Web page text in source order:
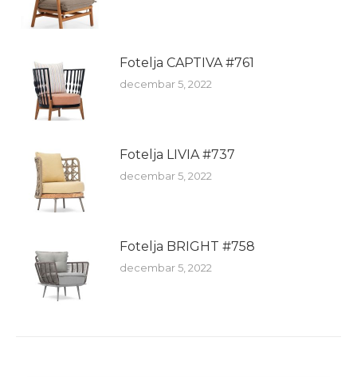
Fotelja CAPTIVA #761
decembar 5, 2022
Fotelja LIVIA #737
decembar 5, 2022
Fotelja BRIGHT #758
decembar 5, 2022